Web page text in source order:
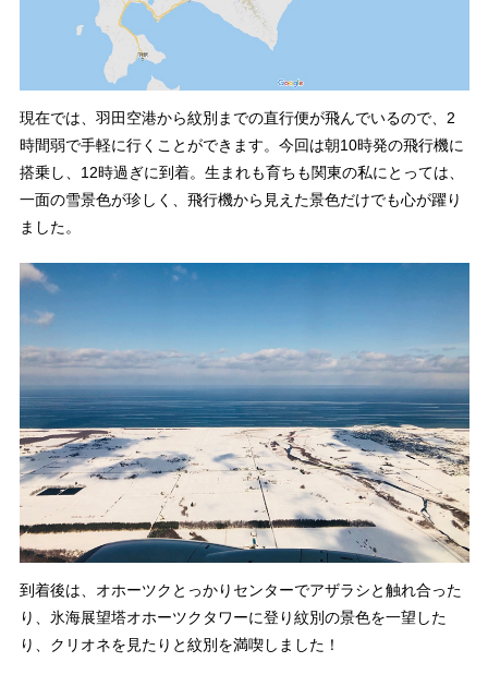
現在では、羽田空港から紋別までの直行便が飛んでいるので、2
時間弱で手軽に行くことができます。今回は朝10時発の飛行機に
搭乗し、12時過ぎに到着。生まれも育ちも関東の私にとっては、
一面の雪景色が珍しく、飛行機から見えた景色だけでも心が躍り
ました。
到着後は、オホーツクとっかりセンターでアザラシと触れ合った
り、氷海展望塔オホーツクタワーに登り紋別の景色を一望した
り、クリオネを見たりと紋別を満喫しました！